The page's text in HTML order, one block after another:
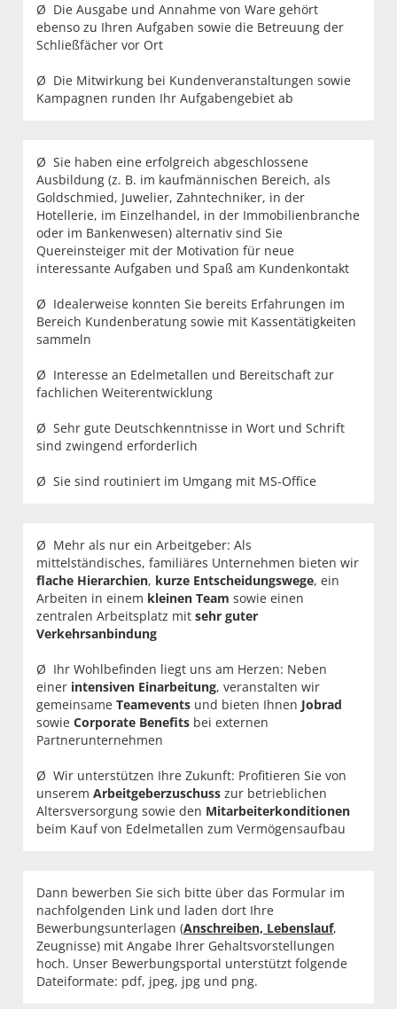
Ø Die Ausgabe und Annahme von Ware gehört
ebenso zu Ihren Aufgaben sowie die Betreuung der
Schließfächer vor Ort
Ø Die Mitwirkung bei Kundenveranstaltungen sowie
Kampagnen runden Ihr Aufgabengebiet ab
Ø Sie haben eine erfolgreich abgeschlossene
Ausbildung (z. B. im kaufmännischen Bereich, als
Goldschmied, Juwelier, Zahntechniker, in der
Hotellerie, im Einzelhandel, in der Immobilienbranche
oder im Bankenwesen) alternativ sind Sie
Quereinsteiger mit der Motivation für neue
interessante Aufgaben und Spaß am Kundenkontakt
Ø Idealerweise konnten Sie bereits Erfahrungen im
Bereich Kundenberatung sowie mit Kassentätigkeiten
sammeln
Ø Interesse an Edelmetallen und Bereitschaft zur
fachlichen Weiterentwicklung
Ø Sehr gute Deutschkenntnisse in Wort und Schrift
sind zwingend erforderlich
Ø Sie sind routiniert im Umgang mit MS-Office
Ø Mehr als nur ein Arbeitgeber: Als
mittelständisches, familiäres Unternehmen bieten wir
flache Hierarchien, kurze Entscheidungswege, ein
Arbeiten in einem kleinen Team sowie einen
zentralen Arbeitsplatz mit sehr guter
Verkehrsanbindung
Ø Ihr Wohlbefinden liegt uns am Herzen: Neben
einer intensiven Einarbeitung, veranstalten wir
gemeinsame Teamevents und bieten Ihnen Jobrad
sowie Corporate Benefits bei externen
Partnerunternehmen
Ø Wir unterstützen Ihre Zukunft: Profitieren Sie von
unserem Arbeitgeberzuschuss zur betrieblichen
Altersversorgung sowie den Mitarbeiterkonditionen
beim Kauf von Edelmetallen zum Vermögensaufbau
Dann bewerben Sie sich bitte über das Formular im
nachfolgenden Link und laden dort Ihre
Bewerbungsunterlagen (Anschreiben, Lebenslauf,
Zeugnisse) mit Angabe Ihrer Gehaltsvorstellungen
hoch. Unser Bewerbungsportal unterstützt folgende
Dateiformate: pdf, jpeg, jpg und png.